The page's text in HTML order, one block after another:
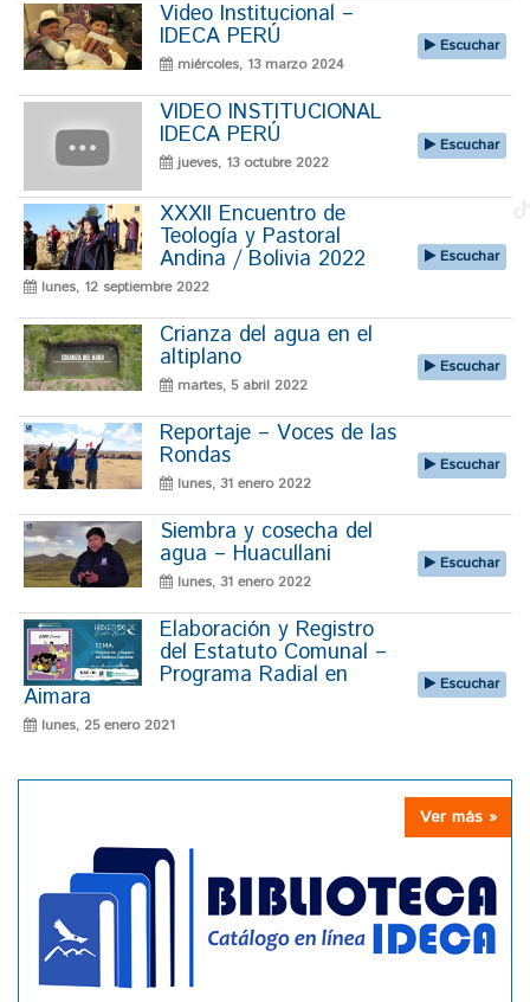
Video Institucional –
IDECA PERÚ
miércoles, 13 marzo 2024
Escuchar
VIDEO INSTITUCIONAL
IDECA PERÚ
jueves, 13 octubre 2022
Escuchar
XXXII Encuentro de
Teología y Pastoral
Andina / Bolivia 2022
lunes, 12 septiembre 2022
Escuchar
Crianza del agua en el
altiplano
martes, 5 abril 2022
Escuchar
Reportaje – Voces de las
Rondas
lunes, 31 enero 2022
Escuchar
Siembra y cosecha del
agua – Huacullani
lunes, 31 enero 2022
Escuchar
Elaboración y Registro
del Estatuto Comunal –
Programa Radial en
Aimara
lunes, 25 enero 2021
Escuchar
Ver más »